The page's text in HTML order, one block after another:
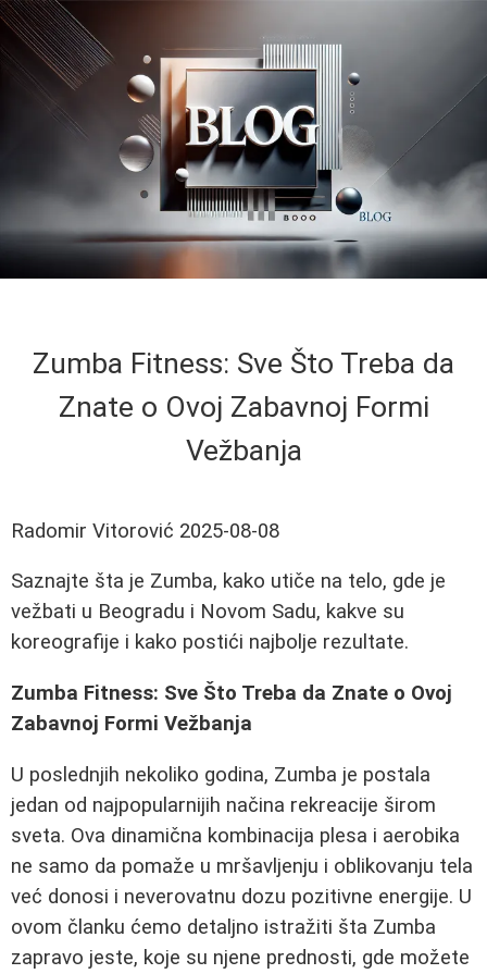
Zumba Fitness: Sve Što Treba da
Znate o Ovoj Zabavnoj Formi
Vežbanja
Radomir Vitorović 2025-08-08
Saznajte šta je Zumba, kako utiče na telo, gde je
vežbati u Beogradu i Novom Sadu, kakve su
koreografije i kako postići najbolje rezultate.
Zumba Fitness: Sve Što Treba da Znate o Ovoj
Zabavnoj Formi Vežbanja
U poslednjih nekoliko godina, Zumba je postala
jedan od najpopularnijih načina rekreacije širom
sveta. Ova dinamična kombinacija plesa i aerobika
ne samo da pomaže u mršavljenju i oblikovanju tela
već donosi i neverovatnu dozu pozitivne energije. U
ovom članku ćemo detaljno istražiti šta Zumba
zapravo jeste, koje su njene prednosti, gde možete